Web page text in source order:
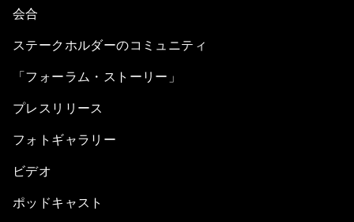
会合
ステークホルダーのコミュニティ
「フォーラム・ストーリー」
プレスリリース
フォトギャラリー
ビデオ
ポッドキャスト